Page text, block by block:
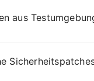
aus